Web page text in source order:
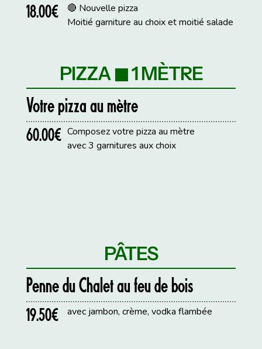
18.00€
🔴 Nouvelle pizza
Moitié garniture au choix et moitié salade
PIZZA ◼ 1 MÈTRE
Votre pizza au mètre
60.00€ Composez votre pizza au mètre
avec 3 garnitures aux choix
PÂTES
Penne du Chalet au feu de bois
19.50€ avec jambon, crème, vodka flambée